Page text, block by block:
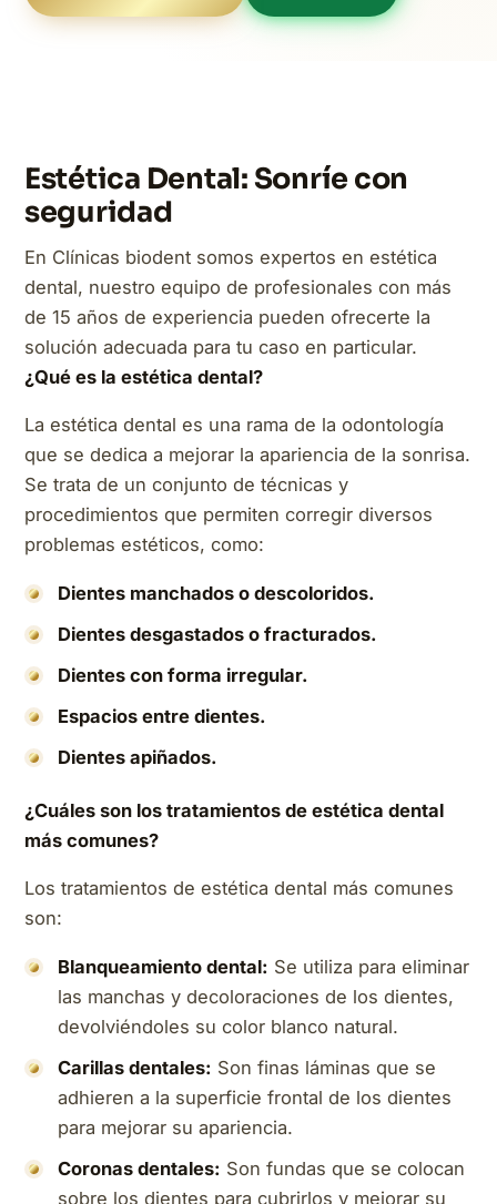
Estética Dental: Sonríe con
seguridad
En Clínicas biodent somos expertos en estética
dental, nuestro equipo de profesionales con más
de 15 años de experiencia pueden ofrecerte la
solución adecuada para tu caso en particular.
¿Qué es la estética dental?
La estética dental es una rama de la odontología
que se dedica a mejorar la apariencia de la sonrisa.
Se trata de un conjunto de técnicas y
procedimientos que permiten corregir diversos
problemas estéticos, como:
Dientes manchados o descoloridos.
Dientes desgastados o fracturados.
Dientes con forma irregular.
Espacios entre dientes.
Dientes apiñados.
¿Cuáles son los tratamientos de estética dental
más comunes?
Los tratamientos de estética dental más comunes
son:
Blanqueamiento dental: Se utiliza para eliminar
las manchas y decoloraciones de los dientes,
devolviéndoles su color blanco natural.
Carillas dentales: Son finas láminas que se
adhieren a la superficie frontal de los dientes
para mejorar su apariencia.
Coronas dentales: Son fundas que se colocan
sobre los dientes para cubrirlos y mejorar su